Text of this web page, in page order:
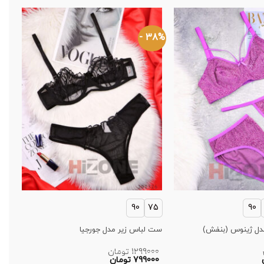
90
ژینوس (بنفش)
38% -
75
90
ست لباس زیر مدل جورجیا
1299000 تومان
قیمت
799000 تومانقیمت